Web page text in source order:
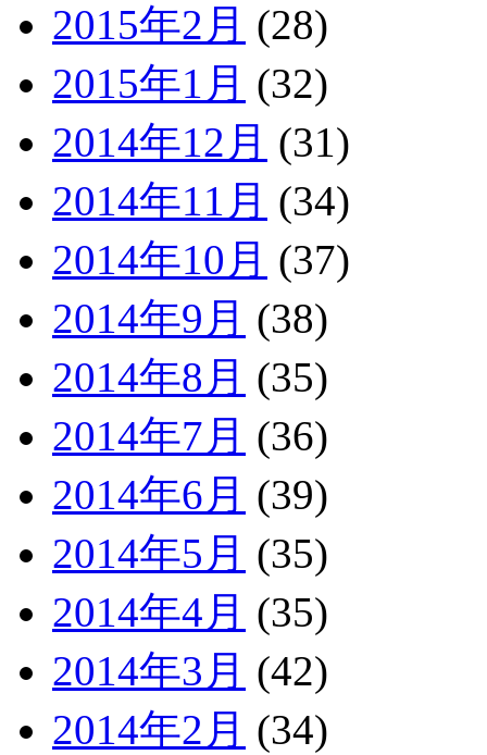
2015年2月 (28)
2015年1月 (32)
2014年12月 (31)
2014年11月 (34)
2014年10月 (37)
2014年9月 (38)
2014年8月 (35)
2014年7月 (36)
2014年6月 (39)
2014年5月 (35)
2014年4月 (35)
2014年3月 (42)
2014年2月 (34)